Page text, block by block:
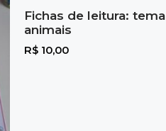
Fichas de leitura: tema
animais
R$ 10,00